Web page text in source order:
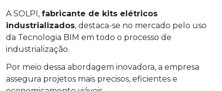
A SOLPI, fabricante de kits elétricos
industrializados, destaca-se no mercado pelo uso
da Tecnologia BIM em todo o processo de
industrialização.
Por meio dessa abordagem inovadora, a empresa
assegura projetos mais precisos, eficientes e